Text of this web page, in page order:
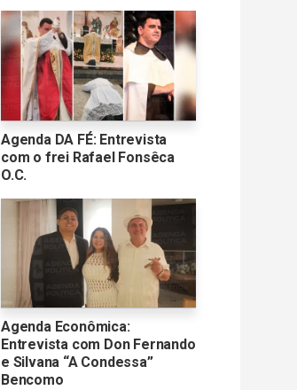
Agenda DA FÉ: Entrevista
com o frei Rafael Fonsêca
O.C.
Agenda Econômica:
Entrevista com Don Fernando
e Silvana “A Condessa”
Bencomo